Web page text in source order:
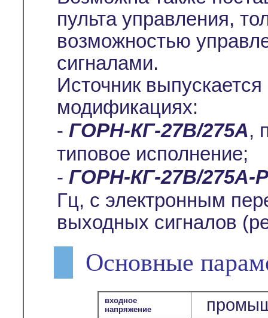
пульта управления,
возможностью
сигналами.
Источник
модификациях:
- ГОРН-КГ-27В/275А,
типовое исполнение;
- ГОРН-КГ-27В/275А-Р
Гц, с электронным
выходных сигналов
Основные
входное
напряжение